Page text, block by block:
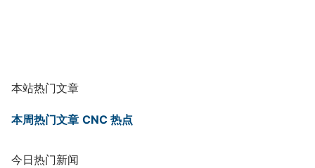
本站热门文章
本周热门文章 CNC 热点
今日热门新闻